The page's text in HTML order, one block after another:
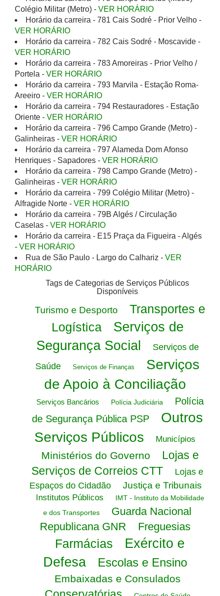
Colégio Militar (Metro) - VER HORÁRIO
Horário da carreira - 781 Cais Sodré - Prior Velho -
VER HORÁRIO
Horário da carreira - 782 Cais Sodré - Moscavide -
VER HORÁRIO
Horário da carreira - 783 Amoreiras - Prior Velho /
Portela - VER HORÁRIO
Horário da carreira - 793 Marvila - Estação Roma-
Areeiro - VER HORÁRIO
Horário da carreira - 794 Restauradores - Estação
Oriente - VER HORÁRIO
Horário da carreira - 796 Campo Grande (Metro) -
Galinheiras - VER HORÁRIO
Horário da carreira - 797 Alameda Dom Afonso
Henriques - Sapadores - VER HORÁRIO
Horário da carreira - 798 Campo Grande (Metro) -
Galinheiras - VER HORÁRIO
Horário da carreira - 799 Colégio Militar (Metro) -
Alfragide Norte - VER HORÁRIO
Horário da carreira - 79B Algés / Circulação
Caselas - VER HORÁRIO
Horário da carreira - E15 Praça da Figueira - Algés
- VER HORÁRIO
Rua de São Paulo - Largo do Calhariz - VER
HORÁRIO
Tags de Categorias de Serviços Públicos
Disponíveis
Turismo e Desporto
Transportes e
Logística
Serviços de
Segurança Social
Serviços de
Saúde
Serviços de Finanças
Serviços
de Apoio à Conciliação
Serviços Bancários Polícia Judiciária
Polícia
de Segurança Pública PSP
Outros
Serviços Públicos
Municípios
Ministérios do Governo
Lojas e
Serviços de Correios CTT
Lojas e
Espaços do Cidadão
Justiça e Tribunais
Institutos Públicos
IMT - Instituto da Mobilidade
e dos Transportes
Guarda Nacional
Republicana GNR
Freguesias
Farmácias
Exército e
Defesa
Escolas e Ensino
Embaixadas e Consulados